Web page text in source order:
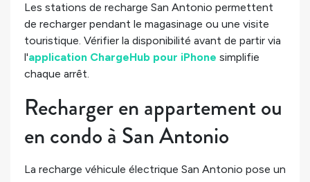
Les stations de recharge San Antonio permettent
de recharger pendant le magasinage ou une visite
touristique. Vérifier la disponibilité avant de partir via
l'application ChargeHub pour iPhone simplifie
chaque arrêt.
Recharger en appartement ou
en condo à San Antonio
La recharge véhicule électrique San Antonio pose un